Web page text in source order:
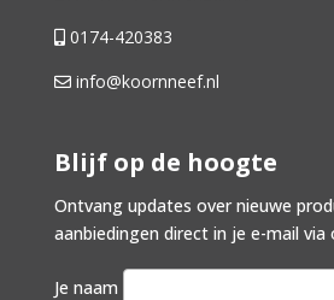
0174-420383
info@koornneef.nl
Blijf op de hoogte
Ontvang updates over nieuwe
aanbiedingen direct in je e-mail via
Je naam